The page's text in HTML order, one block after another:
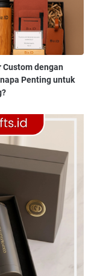
Custom dengan
Penting untuk